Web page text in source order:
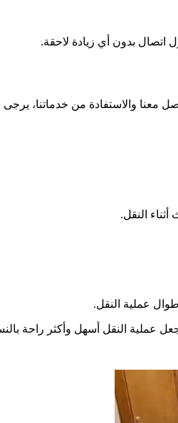
معنا والاستفادة من خدماتنا، يرجى
النقل.
عملية النقل.
عملية النقل أسهل وأكثر راحة